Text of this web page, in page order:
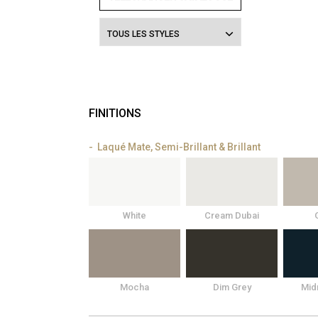
TOUS LES STYLES
FINITIONS
Laqué Mate, Semi-Brillant & Brillant
White Cream Dubai
Mocha Dim Grey